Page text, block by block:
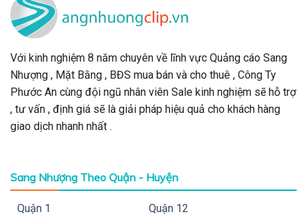
Với kinh nghiệm 8 năm chuyên về lĩnh vực Quảng cáo Sang
Nhượng , Mặt Bằng , BĐS mua bán và cho thuê , Công Ty
Phước An cùng đội ngũ nhân viên Sale kinh nghiệm sẽ hỗ trợ
, tư vấn , định giá sẽ là giải pháp hiệu quả cho khách hàng
giao dịch nhanh nhất .
Sang Nhượng Theo Quận - Huyện
Quận 1
Quận 12